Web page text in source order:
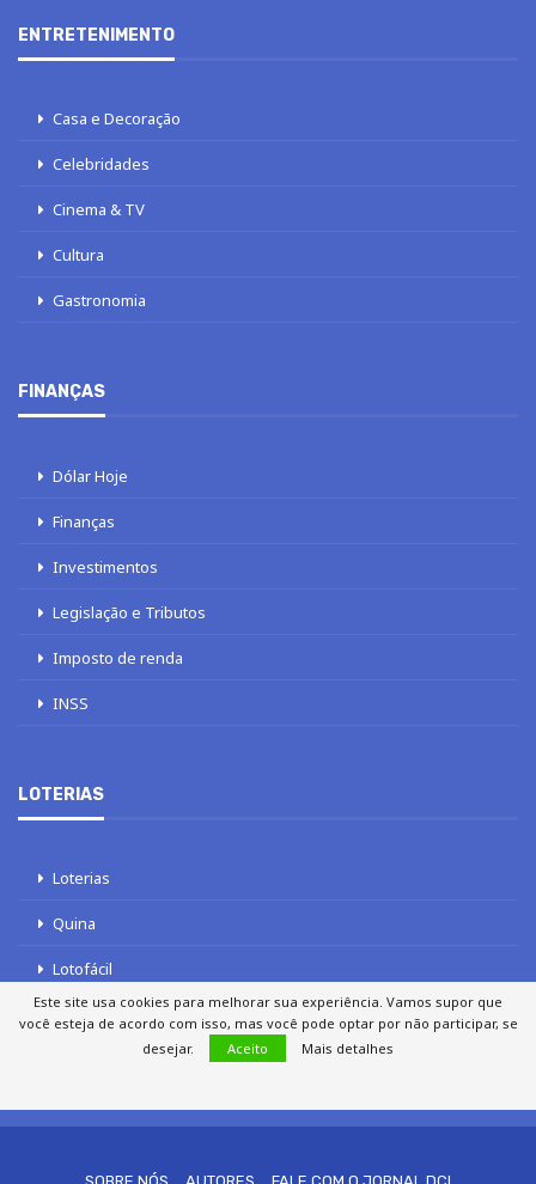
ENTRETENIMENTO
Casa e Decoração
Celebridades
Cinema & TV
Cultura
Gastronomia
FINANÇAS
Dólar Hoje
Finanças
Investimentos
Legislação e Tributos
Imposto de renda
INSS
LOTERIAS
Loterias
Quina
Lotofácil
Mega-Sena
Este site usa cookies para melhorar sua experiência. Vamos supor que
você esteja de acordo com isso, mas você pode optar por não participar, se
desejar.
Aceito Mais detalhes